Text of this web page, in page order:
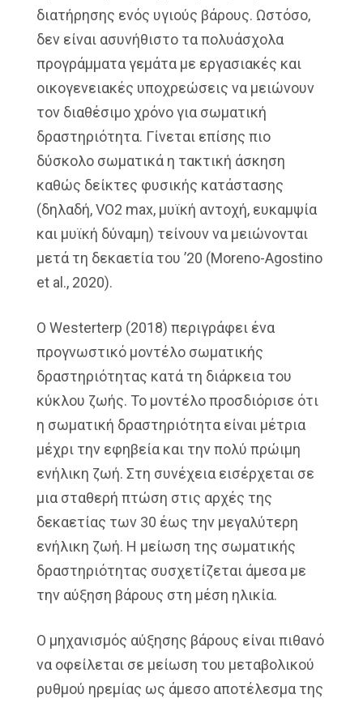
διατήρησης ενός υγιούς βάρους. Ωστόσο,
δεν είναι ασυνήθιστο τα πολυάσχολα
προγράμματα γεμάτα με εργασιακές και
οικογενειακές υποχρεώσεις να μειώνουν
τον διαθέσιμο χρόνο για σωματική
δραστηριότητα. Γίνεται επίσης πιο
δύσκολο σωματικά η τακτική άσκηση
καθώς δείκτες φυσικής κατάστασης
(δηλαδή, VO2 max, μυϊκή αντοχή, ευκαμψία
και μυϊκή δύναμη) τείνουν να μειώνονται
μετά τη δεκαετία του ’20 (Moreno-Agostino
et al., 2020).
Ο Westerterp (2018) περιγράφει ένα
προγνωστικό μοντέλο σωματικής
δραστηριότητας κατά τη διάρκεια του
κύκλου ζωής. Το μοντέλο προσδιόρισε ότι
η σωματική δραστηριότητα είναι μέτρια
μέχρι την εφηβεία και την πολύ πρώιμη
ενήλικη ζωή. Στη συνέχεια εισέρχεται σε
μια σταθερή πτώση στις αρχές της
δεκαετίας των 30 έως την μεγαλύτερη
ενήλικη ζωή. Η μείωση της σωματικής
δραστηριότητας συσχετίζεται άμεσα με
την αύξηση βάρους στη μέση ηλικία.
Ο μηχανισμός αύξησης βάρους είναι πιθανό
να οφείλεται σε μείωση του μεταβολικού
ρυθμού ηρεμίας ως άμεσο αποτέλεσμα της